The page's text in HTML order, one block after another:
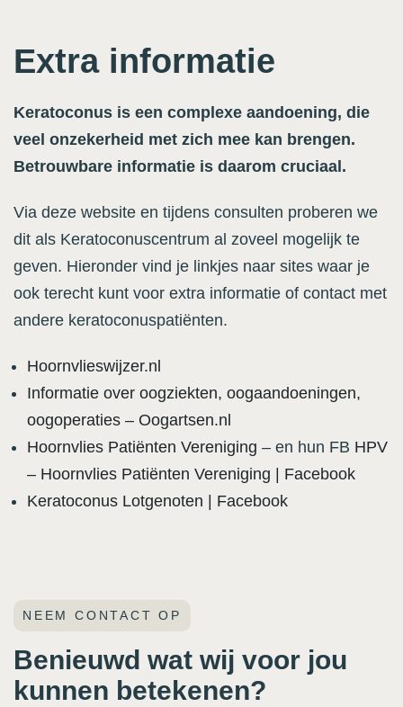
Extra informatie
Keratoconus is een complexe aandoening, die
veel onzekerheid met zich mee kan brengen.
Betrouwbare informatie is daarom cruciaal.
Via deze website en tijdens consulten proberen we
dit als Keratoconuscentrum al zoveel mogelijk te
geven. Hieronder vind je linkjes naar sites waar je
ook terecht kunt voor extra informatie of contact met
andere keratoconuspatiënten.
Hoornvlieswijzer.nl
Informatie over oogziekten, oogaandoeningen,
oogoperaties – Oogartsen.nl
Hoornvlies Patiënten Vereniging – en hun FB HPV
– Hoornvlies Patiënten Vereniging | Facebook
Keratoconus Lotgenoten | Facebook
NEEM CONTACT OP
Benieuwd wat wij voor jou
kunnen betekenen?